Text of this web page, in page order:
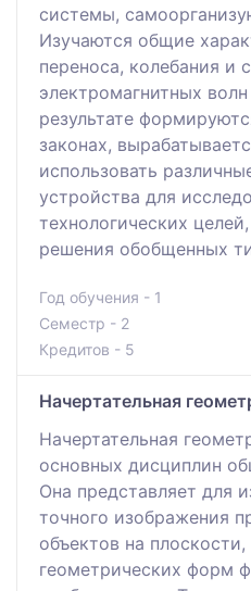
системы,
Изучаются общие
переноса, колебания и
электромагнитных
результате
законах,
использовать
устройства для
технологических
решения обобщенных
Год обучения - 1
Семестр - 2
Кредитов - 5
Начертательная
Начертательная
основных дисциплин
Она представляет для
точного изображения
объектов на
геометрических форм